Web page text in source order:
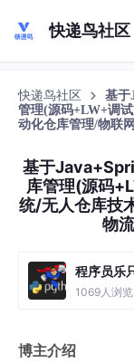
快递鸟社区
快递鸟社区
基于
管理(源码+LW+调
动化仓库管理/物联
基于
库管理(源码
统/无人仓库技
物
程序员乐
1069人浏
博主介绍